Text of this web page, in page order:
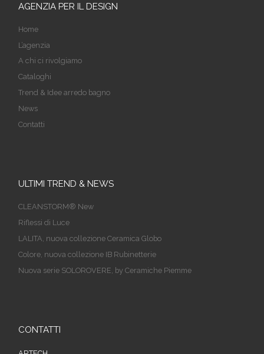
AGENZIA PER IL DESIGN
Home
L’agenzia
A chi ci rivolgiamo
Cataloghi
Trend & Idee arredo bagno
News
Contatti
ULTIMI TREND & NEWS
CLEANSTORM® New
Riflessi di Luce
LALITA, nuova collezione Ceramica Globo
Colore, nuova collezione IB Rubinetterie
Nuova serie SOLOROVERE, by Ceramiche Piemme
CONTATTI